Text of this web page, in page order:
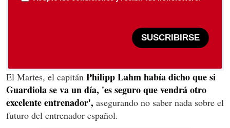
SUSCRIBIRSE
El Martes, el capitán Philipp Lahm había dicho que si
Guardiola se va un día, 'es seguro que vendrá otro
excelente entrenador', asegurando no saber nada sobre el
futuro del entrenador español.